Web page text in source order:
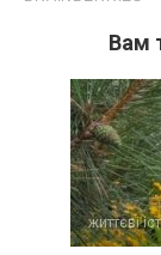
Вам
життєві